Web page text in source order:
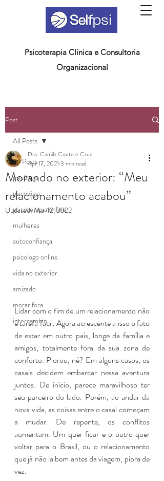
Psicoterapia Clínica e Consultoria
Organizacional
Post
All Posts
psicóloga
psicologia
psicoterapia online
mulheres
autoconfiança
psicologo online
vida no exterior
amizade
morar fora
intercambio
All Posts
Morando no exterior: “Meu
relacionamento acabou”
Dra. Camila Couto e Cruz
Apr 17, 2021 3 min read
Updated:Mar 12, 2022
Lidar com o fim de um relacionamento não
é tarefa fácil. Agora acrescente a isso o fato
de estar em outro país, longe da família e
amigos, totalmente fora da sua zona de
conforto. Piorou, né? Em alguns casos, os
casais decidem embarcar nessa aventura
juntos. De início, parece maravilhoso ter
seu parceiro do lado. Porém, ao andar da
nova vida, as coisas entre o casal começam
a mudar. De repente, os conflitos
aumentam. Um quer ficar e o outro quer
voltar para o Brasil, ou o relacionamento
que já não ia bem antes da viagem, piora de
vez.